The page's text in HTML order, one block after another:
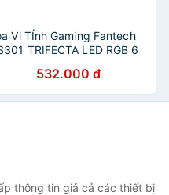
Vi TÍnh Gaming Fantech
TRIFECTA LED RGB 6
5.0 Và AUX 3.5mm
Chính Hãng
532.000 đ
thông tin giá cả các thiết bị